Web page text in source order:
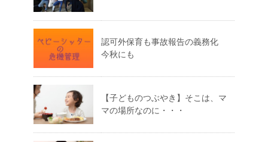
認可外保育も事故報告の義務化
今秋にも
【子どものつぶやき】そこは、マ
マの場所なのに・・・